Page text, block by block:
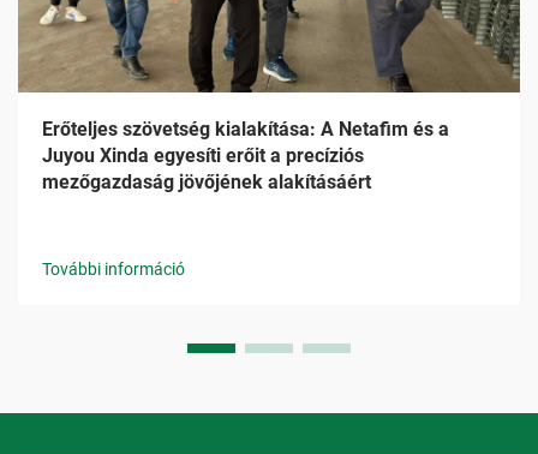
Erőteljes szövetség kialakítása: A Netafim és a
Juyou Xinda egyesíti erőit a precíziós
mezőgazdaság jövőjének alakításáért
További információ